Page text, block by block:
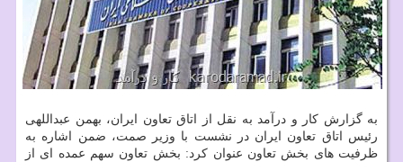
به گزارش کار و درآمد به نقل از اتاق تعاون ایران، بهمن عبداللهی
رئیس اتاق تعاون ایران در نشست با وزیر صمت، ضمن اشاره به
ظرفیت های بخش تعاون عنوان کرد: بخش تعاون سهم عمده ای از